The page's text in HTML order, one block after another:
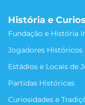
História e
Fundação e História
Jogadores Históricos
Estádios e Locais de
Partidas Históricas
Curiosidades e